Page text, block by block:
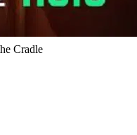
Cradle